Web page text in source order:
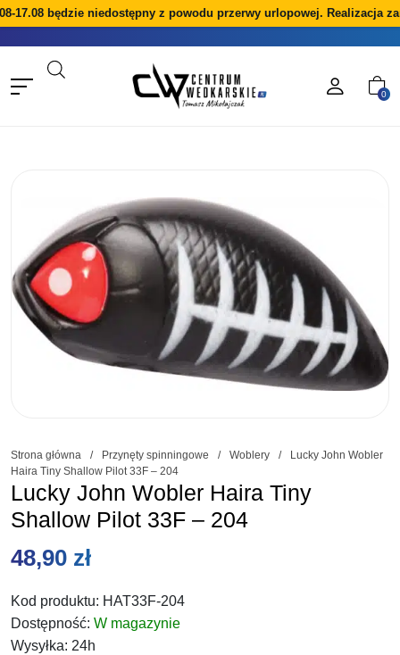
17.08 będzie niedostępny z powodu przerwy urlopowej. Realizacja
0
Strona główna / Przynęty spinningowe / Woblery /
Lucky John Wobler
Haira Tiny Shallow Pilot 33F – 204
Lucky John Wobler Haira Tiny
Shallow Pilot 33F – 204
48,90 zł
Kod produktu: HAT33F-204
Dostępność: W magazynie
Wysyłka: 24h